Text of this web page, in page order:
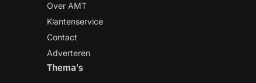
Over AMT
Klantenservice
Contact
Adverteren
Thema's